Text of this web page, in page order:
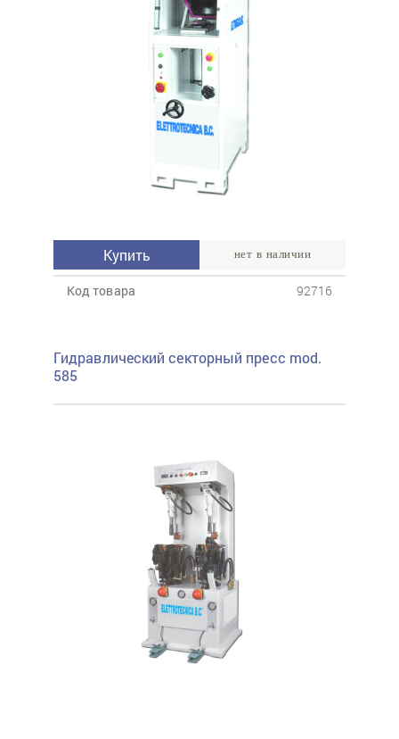
Купить нет в наличии
Код товара 92716
Гидравлический секторный пресс mod.
585